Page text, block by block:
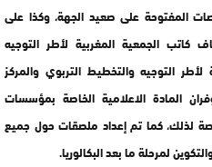
المفتوحة على صعيد الجهة، وكذا على
كاتب الجمعية المغربية لأطر التوجيه
التوجيه والتخطيط التربوي والمركز
المادة الاعلامية الخاصة بمؤسسات
لذلك، كما تم إعداد ملصقات حول جميع
لمرحلة ما بعد البكالوريا.